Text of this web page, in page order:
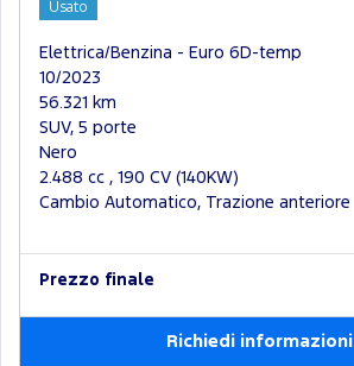
Usato
Elettrica/Benzina - Euro 6D-temp
10/2023
56.321 km
SUV, 5 porte
Nero
2.488 cc , 190 CV (140KW)
Cambio Automatico, Trazione anteriore
Prezzo finale
Richiedi informazioni